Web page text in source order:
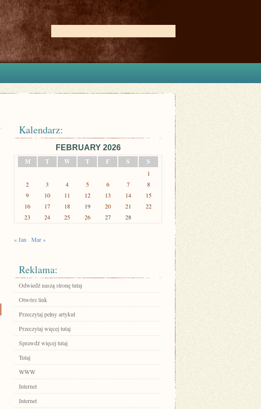
Kalendarz:
FEBRUARY 2026
M
T W T F S S
1
2
3 4 5 6 7
8
9
10 11 12 13 14
15
16
17 18 19 20 21
22
23
24 25 26 27 28
« Jan Mar »
Reklama:
Odwiedź naszą stronę tutaj
Otwórz link
Przeczytaj pełny artykuł
Przeczytaj więcej tutaj
Sprawdź więcej tutaj
Tutaj
WWW
Internet
Internet